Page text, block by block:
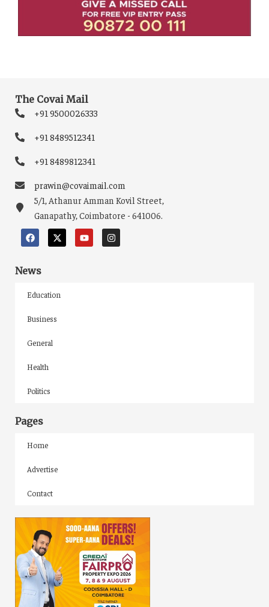
The Covai Mail
+91 9500026333
+91 8489512341
+91 8489812341
prawin@covaimail.com
5/1, Athanur Amman Kovil Street,
Ganapathy, Coimbatore - 641006.
News
Education
Business
General
Health
Politics
Pages
Home
Advertise
Contact